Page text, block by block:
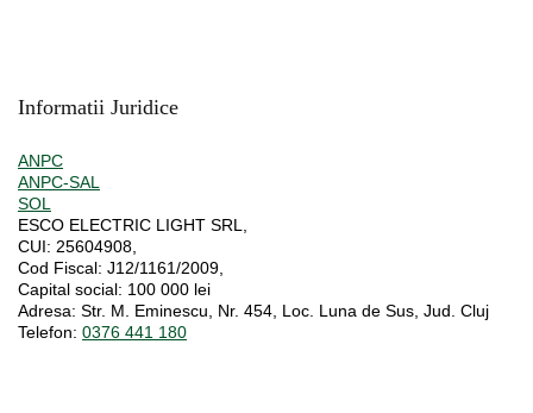
Informatii Juridice
ANPC
ANPC-SAL
SOL
ESCO ELECTRIC LIGHT SRL,
CUI: 25604908,
Cod Fiscal: J12/1161/2009,
Capital social: 100 000 lei
Adresa: Str. M. Eminescu, Nr. 454, Loc. Luna de Sus, Jud. Cluj
Telefon: 0376 441 180